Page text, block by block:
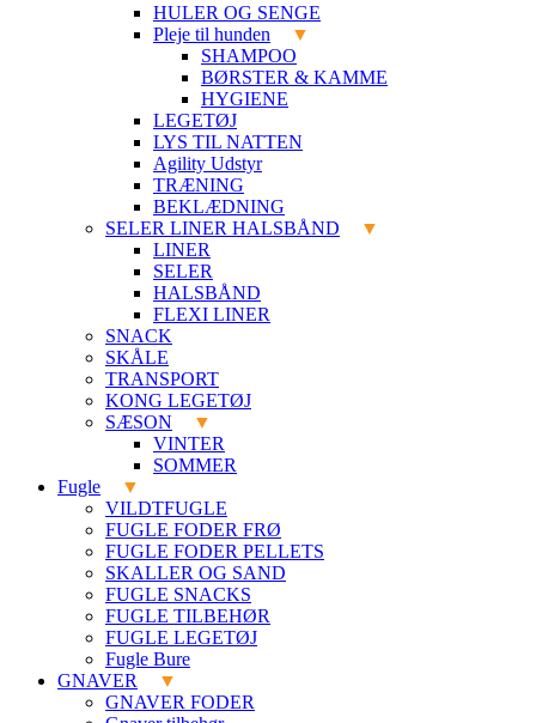
HULER OG SENGE
Pleje til hunden
SHAMPOO
BØRSTER & KAMME
HYGIENE
LEGETØJ
LYS TIL NATTEN
Agility Udstyr
TRÆNING
BEKLÆDNING
SELER LINER HALSBÅND
LINER
SELER
HALSBÅND
FLEXI LINER
SNACK
SKÅLE
TRANSPORT
KONG LEGETØJ
SÆSON
VINTER
SOMMER
Fugle
VILDTFUGLE
FUGLE FODER FRØ
FUGLE FODER PELLETS
SKALLER OG SAND
FUGLE SNACKS
FUGLE TILBEHØR
FUGLE LEGETØJ
Fugle Bure
GNAVER
GNAVER FODER